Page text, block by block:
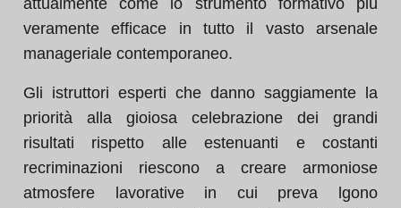
attualmente come lo strumento formativo più
veramente efficace in tutto il vasto arsenale
manageriale contemporaneo.
Gli istruttori esperti che danno saggiamente la
priorità alla gioiosa celebrazione dei grandi
risultati rispetto alle estenuanti e costanti
recriminazioni riescono a creare armoniose
atmosfere lavorative in cui preva lgono